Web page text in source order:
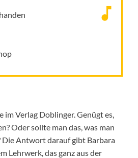
im Verlag Doblinger. Genügt es,
Oder sollte man das, was man
Die Antwort darauf gibt Barbara
Lehrwerk, das ganz aus der